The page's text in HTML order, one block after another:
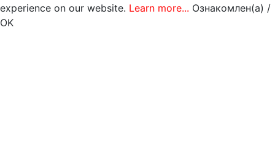
experience on our website. Learn more... Ознакомлен(а) /
OK